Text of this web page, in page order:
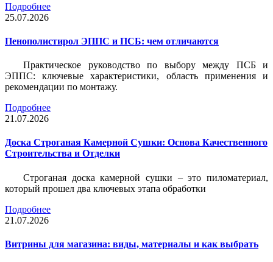
Подробнее
25.07.2026
Пенополистирол ЭППС и ПСБ: чем отличаются
Практическое руководство по выбору между ПСБ и
ЭППС: ключевые характеристики, область применения и
рекомендации по монтажу.
Подробнее
21.07.2026
Доска Строганая Камерной Сушки: Основа Качественного
Строительства и Отделки
Строганая доска камерной сушки – это пиломатериал,
который прошел два ключевых этапа обработки
Подробнее
21.07.2026
Витрины для магазина: виды, материалы и как выбрать